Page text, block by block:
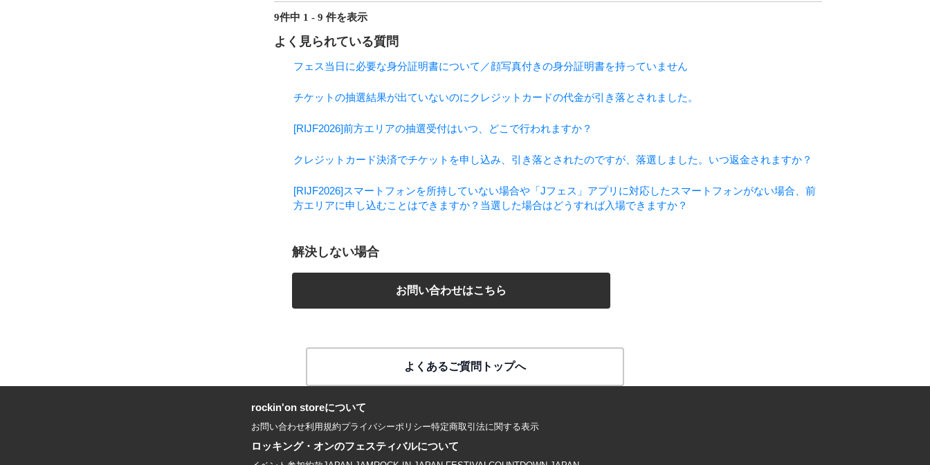
9件中 1 - 9 件を表示
よく見られている質問
フェス当日に必要な身分証明書について／顔写真付きの身分証明書を持っていません
チケットの抽選結果が出ていないのにクレジットカードの代金が引き落とされました。
[RIJF2026]前方エリアの抽選受付はいつ、どこで行われますか？
クレジットカード決済でチケットを申し込み、引き落とされたのですが、落選しました。いつ返金されますか？
[RIJF2026]スマートフォンを所持していない場合や「Jフェス」アプリに対応したスマートフォンがない場合、前
方エリアに申し込むことはできますか？当選した場合はどうすれば入場できますか？
解決しない場合
お問い合わせはこちら
よくあるご質問トップへ
rockin'on storeについて
お問い合わせ利用規約プライバシーポリシー特定商取引法に関する表示
ロッキング・オンのフェスティバルについて